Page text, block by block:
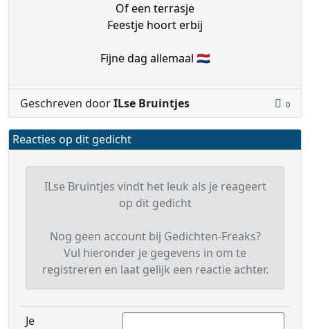
Of een terrasje
Feestje hoort erbij
Fijne dag allemaal 🇳🇱
Geschreven doorILse Bruintjes 0
Reacties op dit gedicht
ILse Bruintjes vindt het leuk als je reageert
op dit gedicht
Nog geen account bij Gedichten-Freaks?
Vul hieronder je gegevens in om te
registreren en laat gelijk een reactie achter.
Je